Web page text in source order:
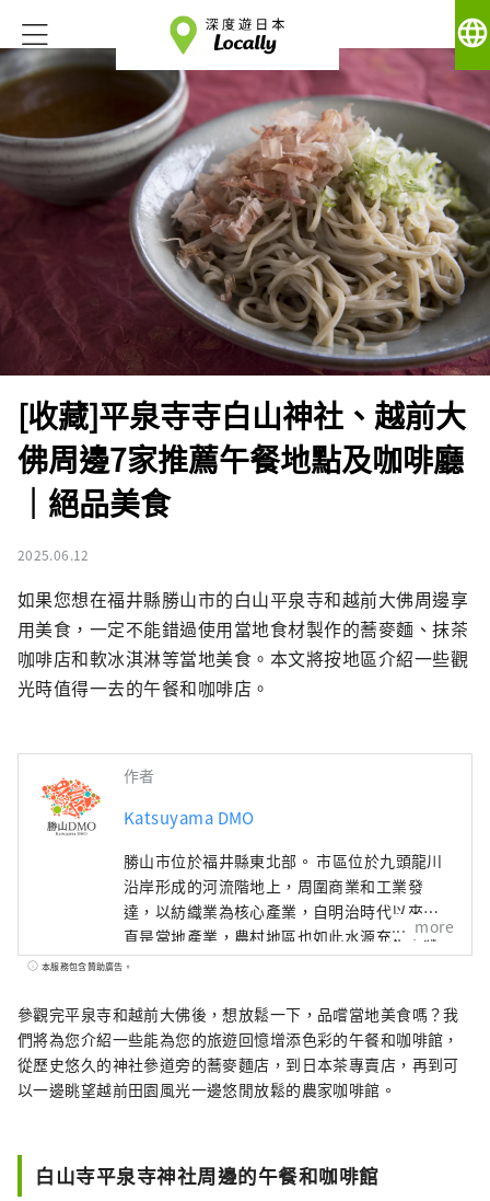
language
[收藏]平泉寺寺白山神社、越前大
佛周邊7家推薦午餐地點及咖啡廳
｜絕品美食
2025.06.12
如果您想在福井縣勝山市的白山平泉寺和越前大佛周邊享
用美食，一定不能錯過使用當地食材製作的蕎麥麵、抹茶
咖啡店和軟冰淇淋等當地美食。本文將按地區介紹一些觀
光時值得一去的午餐和咖啡店。
作者
Katsuyama DMO
勝山市位於福井縣東北部。 市區位於九頭龍川
沿岸形成的河流階地上，周圍商業和工業發
達，以紡織業為核心產業，自明治時代以來一
直是當地產業，農村地區也如此水源充足，綠
化豐富，自古以來農業和林業就很活躍。 我們
地社區合作開發旅遊區。 勝山市是恐龍博物
館、平泉寺等魅力旅遊景點的寶庫！針對來勝
山的顧客，我們提供導覽服務，讓更多的人體
驗勝山、位於恐龍博物館停車場的「Geo
迎接以旅遊業為中心的新事業的挑戰，以振興
勝勝山町。
more
本服務包含贊助廣告。
參觀完平泉寺和越前大佛後，想放鬆一下，品嚐當地美食嗎？我
們將為您介紹一些能為您的旅遊回憶增添色彩的午餐和咖啡館，
從歷史悠久的神社參道旁的蕎麥麵店，到日本茶專賣店，再到可
以一邊眺望越前田園風光一邊悠閒放鬆的農家咖啡館。
白山寺平泉寺神社周邊的午餐和咖啡館